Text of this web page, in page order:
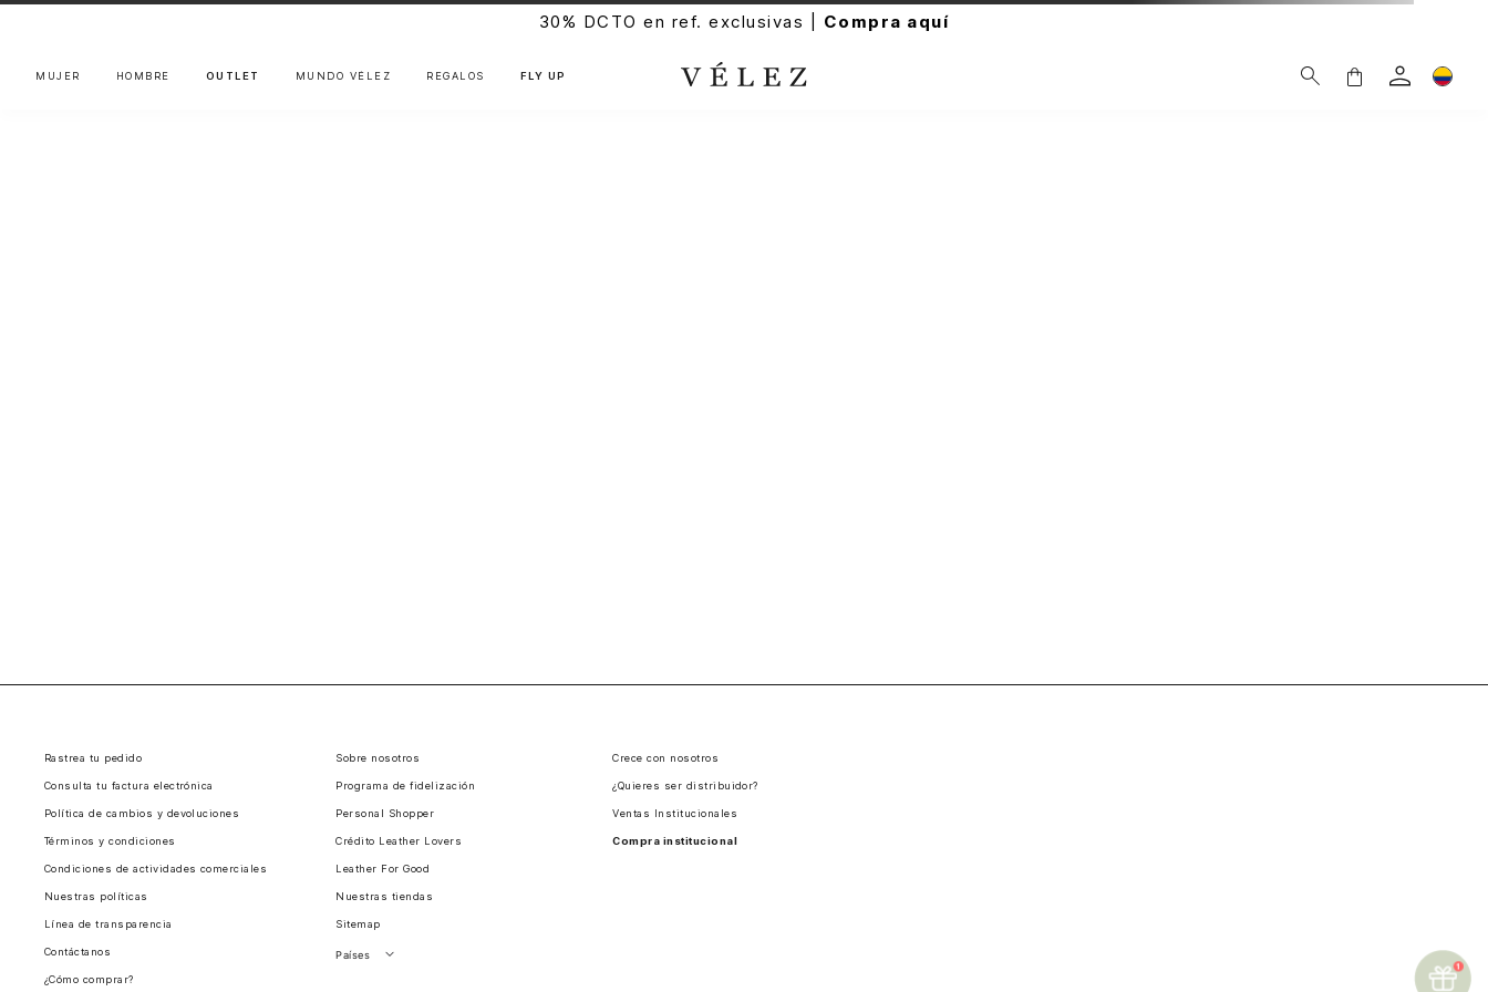
30% DCTO en ref. exclusivas | Compra aquí
MUJER HOMBRE OUTLET MUNDO VÉLEZ REGALOS FLY UP
Rastrea tu pedido
Consulta tu factura electrónica
Política de cambios y devoluciones
Términos y condiciones
Condiciones de actividades comerciales
Nuestras políticas
Línea de transparencia
Contáctanos
¿Cómo comprar?
Sobre nosotros
Programa de fidelización
Personal Shopper
Crédito Leather Lovers
Leather For Good
Nuestras tiendas
Sitemap
Países
Crece con nosotros
¿Quieres ser distribuidor?
Ventas Institucionales
Compra institucional